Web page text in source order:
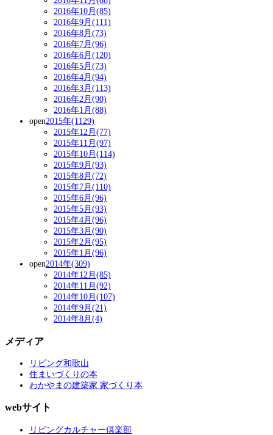
2016年10月(85)
2016年9月(111)
2016年8月(73)
2016年7月(96)
2016年6月(120)
2016年5月(73)
2016年4月(94)
2016年3月(113)
2016年2月(90)
2016年1月(88)
open2015年(1129)
2015年12月(77)
2015年11月(97)
2015年10月(114)
2015年9月(93)
2015年8月(72)
2015年7月(110)
2015年6月(96)
2015年5月(93)
2015年4月(96)
2015年3月(90)
2015年2月(95)
2015年1月(96)
open2014年(309)
2014年12月(85)
2014年11月(92)
2014年10月(107)
2014年9月(21)
2014年8月(4)
メディア
リビング和歌山
住まいづくりの本
わかやまの建築家 家づくり本
webサイト
リビングカルチャー倶楽部